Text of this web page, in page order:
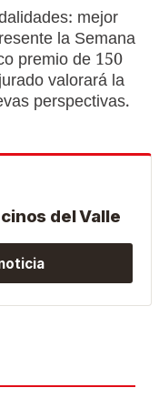
mejor
la Semana
premio de 150
valorará la
perspectivas.
del Valle